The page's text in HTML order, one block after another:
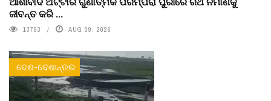
ଜୀବନ୍ତ କରି ...
13793 AUG 09, 2026
ଦେଶ-ଦେଶାନ୍ତର